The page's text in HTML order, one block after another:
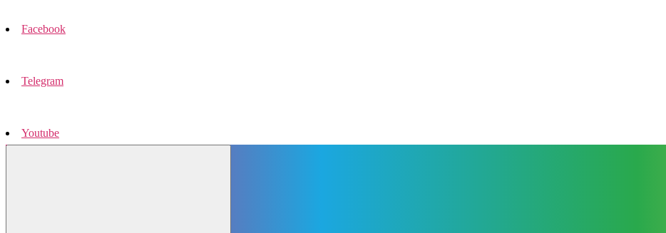
Facebook
Telegram
Youtube